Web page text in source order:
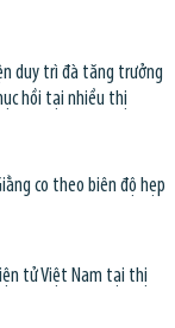
duy trì đà tăng trưởng
hồi tại nhiều thị
co theo biên độ hẹp
tử Việt Nam tại thị